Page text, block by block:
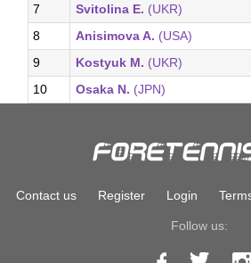
7
Svitolina E. (UKR)
8
Anisimova A. (USA)
9
Kostyuk M. (UKR)
10
Osaka N. (JPN)
Contact us Register Login
Follow us: